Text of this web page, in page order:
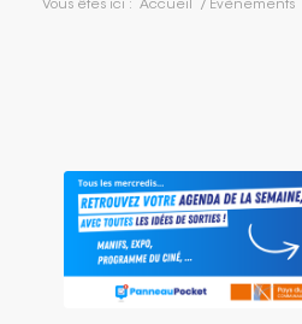
Vous êtes ici : Accueil / Évènements